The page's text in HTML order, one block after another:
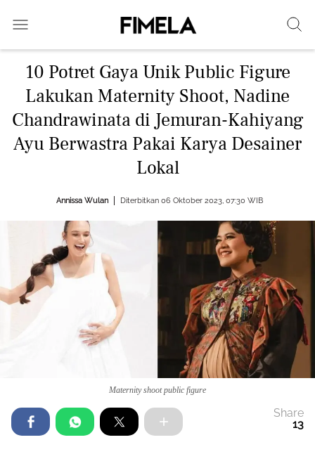
10 Potret Gaya Unik Public Figure
Lakukan Maternity Shoot, Nadine
Chandrawinata di Jemuran-Kahiyang
Ayu Berwastra Pakai Karya Desainer
Lokal
Annissa Wulan Diterbitkan 06 Oktober 2023, 07:30 WIB
Maternity shoot public figure
Share
13